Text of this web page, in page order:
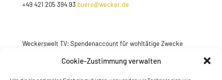
Cookie-Zustimmung verwalten
+49 421 205 394 93 buero@wecker.de
Weckerswelt TV: Spendenaccount für wohltätige Zwecke
Jetzt spenden